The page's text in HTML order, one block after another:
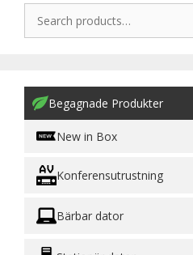
Begagnade Produkter
New in Box
Konferensutrustning
Bärbar dator